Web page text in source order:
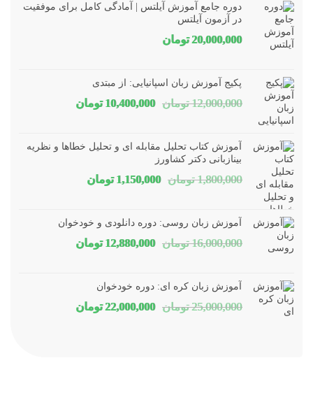
دوره جامع آموزش آیلتس | آمادگی کامل برای موفقیت
در آزمون آیلتس
20,000,000 تومان
پکیج آموزش زبان اسپانیایی: از مبتدی
12,000,000 تومان قیمت
بود.
10,400,000 تومانقیمت
است.
آموزش کتاب تحلیل مقابله ای و تحلیل خطاها و نظریه
بینازبانی دکتر کشاورز
1,800,000 تومان قیمت
بود.
1,150,000 تومانقیمت
است.
آموزش زبان روسی: دوره دانلودی و خودخوان
16,000,000 تومان قیمت
بود.
12,880,000 تومانقیمت
آموزش زبان کره ای: دوره خودخوان
25,000,000 تومان قیمت
22,000,000 تومانقیمت